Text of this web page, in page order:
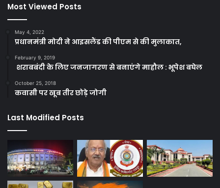
Most Viewed Posts
May 4, 2022
प्रधानमंत्री मोदी ने आइसलैंड की पीएम से की मुलाकात,
February 9, 2019
शराबबंदी के लिए जनजागरण से बनाएंगे माहौल : भूपेश बघेल
October 25, 2018
कवासी पर खूब तीर छोड़े जोगी
Last Modified Posts